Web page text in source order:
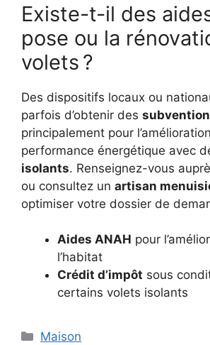
Existe-t-il des
pose ou la
volets ?
Des dispositifs locaux ou
parfois d’obtenir des
principalement pour
performance énergétique avec
isolants. Renseignez-vous
ou consultez un artisan
optimiser votre dossier de
Aides ANAH pour
l’habitat
Crédit d’impôt sous
certains volets isolants
Catégories
Maison